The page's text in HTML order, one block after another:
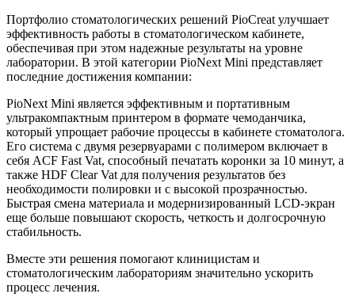
Портфолио стоматологических решений PioCreat улучшает
эффективность работы в стоматологическом кабинете,
обеспечивая при этом надежные результаты на уровне
лаборатории. В этой категории PioNext Mini представляет
последние достижения компании:
PioNext Mini является эффективным и портативным
ультракомпактным принтером в формате чемоданчика,
который упрощает рабочие процессы в кабинете стоматолога.
Его система с двумя резервуарами с полимером включает в
себя ACF Fast Vat, способный печатать коронки за 10 минут, а
также HDF Clear Vat для получения результатов без
необходимости полировки и с высокой прозрачностью.
Быстрая смена материала и модернизированный LCD-экран
еще больше повышают скорость, четкость и долгосрочную
стабильность.
Вместе эти решения помогают клиницистам и
стоматологическим лабораториям значительно ускорить
процесс лечения.